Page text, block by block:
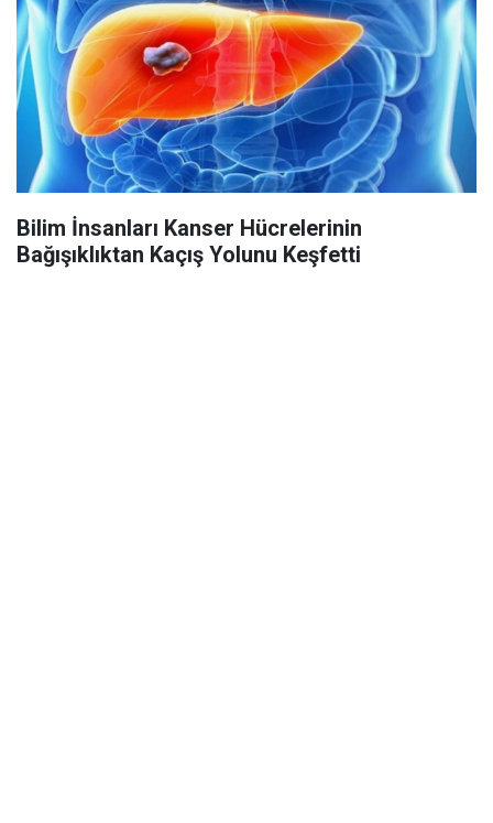
Bilim İnsanları Kanser Hücrelerinin
Bağışıklıktan Kaçış Yolunu Keşfetti